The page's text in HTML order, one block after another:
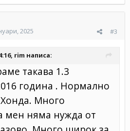
#3
2025
rim написа:
такава 1.3
година . Нормално
Много
мен няма нужда от